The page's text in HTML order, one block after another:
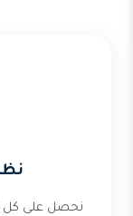
نحصل على كل